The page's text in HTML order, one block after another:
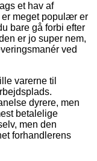
et hav af
meget populær er
bare gå forbi efter
er jo super nem,
ved
varerne til
dyrere, men
betalelige
men den
forhandlerens